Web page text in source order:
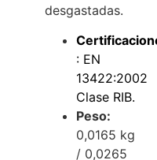
desgastadas.
: EN
13422:2002
Clase RIB.
Peso:
0,0165 kg
/ 0,0265